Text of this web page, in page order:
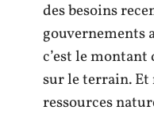
des besoins
gouvernements
c’est le
sur le terrain. Et
ressources